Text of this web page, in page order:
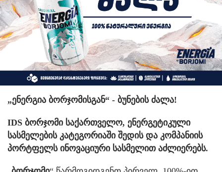
„ენერგია ბორჯომისგან“ - ბუნების ძალა!
IDS ბორჯომი საქართველო, ენერგეტიკული
სასმელების კატეგორიაში შედის და კომპანიის
პორტფელს ინოვაციური სასმელით აძლიერებს.